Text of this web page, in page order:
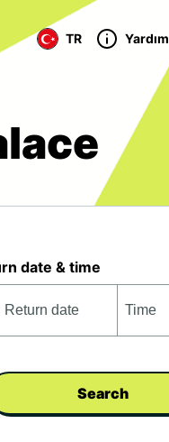
TR Yardım
date & time
Search